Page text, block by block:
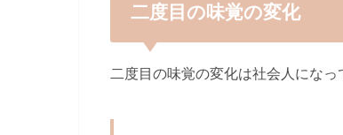
二度目の味覚の変化
二度目の味覚の変化は社会人になっ